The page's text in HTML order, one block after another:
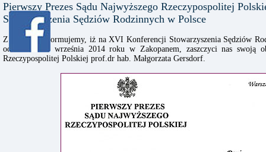
Pierwszy Prezes Sądu Najwyższego Rzeczypospolitej
Stowarzyszenia Sędziów Rodzinnych w Polsce
Z radością informujemy, iż na XVI Konferencji Stowarzyszenia Sędziów
od 22 do 25 września 2014 roku w Zakopanem, zaszczyci nas swoją
Rzeczypospolitej Polskiej prof.dr hab. Małgorzata Gersdorf.